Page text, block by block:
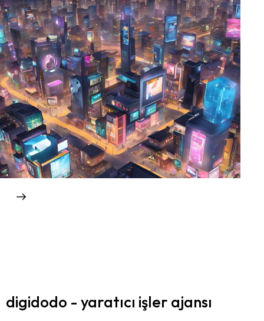
digidodo - yaratıcı işler ajansı